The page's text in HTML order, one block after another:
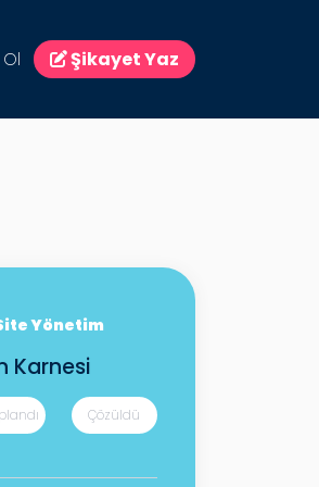
Şikayet Yaz
Yönetim
Karnesi
Çözüldü